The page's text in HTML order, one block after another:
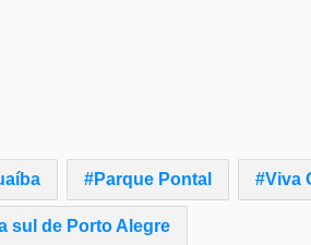
Parque Pontal Viva
sul de Porto Alegre